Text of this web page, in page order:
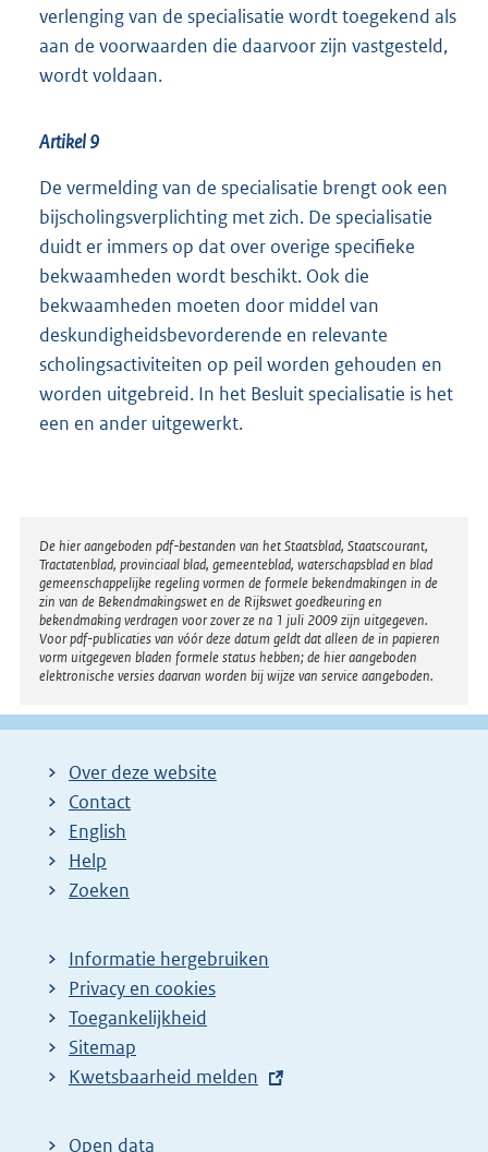
verlenging van de specialisatie wordt toegekend als
aan de voorwaarden die daarvoor zijn vastgesteld,
wordt voldaan.
Artikel 9
De vermelding van de specialisatie brengt ook een
bijscholingsverplichting met zich. De specialisatie
duidt er immers op dat over overige specifieke
bekwaamheden wordt beschikt. Ook die
bekwaamheden moeten door middel van
deskundigheidsbevorderende en relevante
scholingsactiviteiten op peil worden gehouden en
worden uitgebreid. In het Besluit specialisatie is het
een en ander uitgewerkt.
Disclaimer
De hier aangeboden pdf-bestanden van het Staatsblad, Staatscourant,
Tractatenblad, provinciaal blad, gemeenteblad, waterschapsblad en blad
gemeenschappelijke regeling vormen de formele bekendmakingen in de
zin van de Bekendmakingswet en de Rijkswet goedkeuring en
bekendmaking verdragen voor zover ze na 1 juli 2009 zijn uitgegeven.
Voor pdf-publicaties van vóór deze datum geldt dat alleen de in papieren
vorm uitgegeven bladen formele status hebben; de hier aangeboden
elektronische versies daarvan worden bij wijze van service aangeboden.
Over deze website
Contact
English
Help
Zoeken
Informatie hergebruiken
Privacy en cookies
Toegankelijkheid
Sitemap
E
t
Kwetsbaarheid melden
Open data